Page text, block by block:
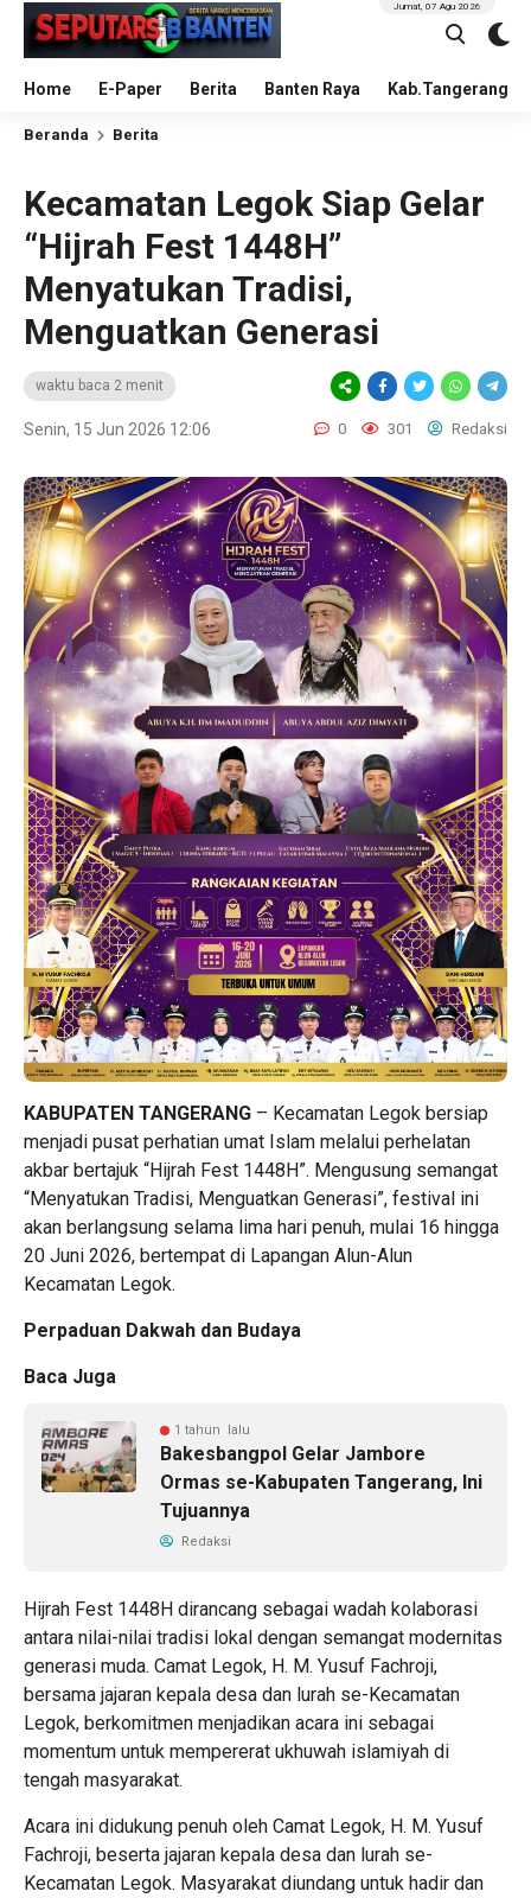
Home E-Paper Berita Banten Raya Kab.Tangerang
Jumat, 07 Agu 2026
Beranda Berita
Kecamatan Legok Siap Gelar
“Hijrah Fest 1448H”
Menyatukan Tradisi,
Menguatkan Generasi
waktu baca 2 menit
Senin, 15 Jun 2026 12:06 0 301 Redaksi
KABUPATEN TANGERANG – Kecamatan Legok bersiap
menjadi pusat perhatian umat Islam melalui perhelatan
akbar bertajuk “Hijrah Fest 1448H”. Mengusung semangat
“Menyatukan Tradisi, Menguatkan Generasi”, festival ini
akan berlangsung selama lima hari penuh, mulai 16 hingga
20 Juni 2026, bertempat di Lapangan Alun-Alun
Kecamatan Legok.
Perpaduan Dakwah dan Budaya
Baca Juga
1 tahun lalu
Bakesbangpol Gelar Jambore
Ormas se-Kabupaten Tangerang, Ini
Tujuannya
Redaksi
Hijrah Fest 1448H dirancang sebagai wadah kolaborasi
antara nilai-nilai tradisi lokal dengan semangat modernitas
generasi muda. Camat Legok, H. M. Yusuf Fachroji,
bersama jajaran kepala desa dan lurah se-Kecamatan
Legok, berkomitmen menjadikan acara ini sebagai
momentum untuk mempererat ukhuwah islamiyah di
tengah masyarakat.
Acara ini didukung penuh oleh Camat Legok, H. M. Yusuf
Fachroji, beserta jajaran kepala desa dan lurah se-
Kecamatan Legok. Masyarakat diundang untuk hadir dan